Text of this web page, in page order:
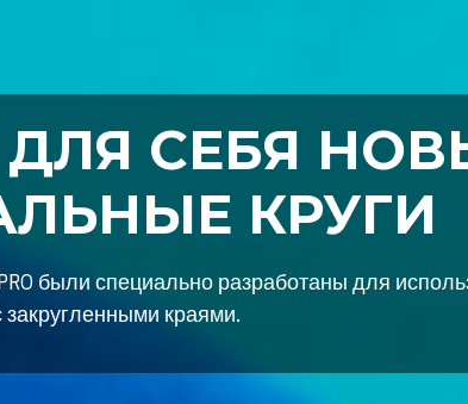
ЗАЩИТА.
и наслаждайтесь продолжительным
покрытиями.